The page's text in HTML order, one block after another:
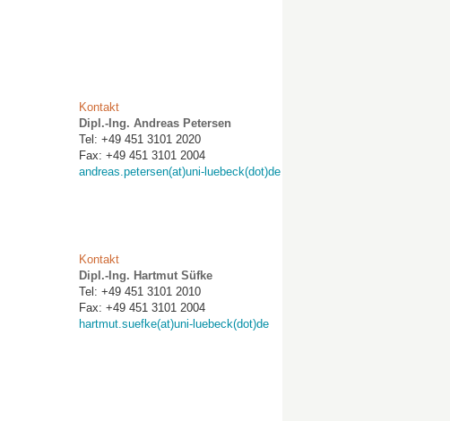
Kontakt
Dipl.-Ing. Andreas Petersen
Tel: +49 451 3101 2020
Fax: +49 451 3101 2004
andreas.petersen(at)uni-luebeck(dot)de
Kontakt
Dipl.-Ing. Hartmut Süfke
Tel: +49 451 3101 2010
Fax: +49 451 3101 2004
hartmut.suefke(at)uni-luebeck(dot)de